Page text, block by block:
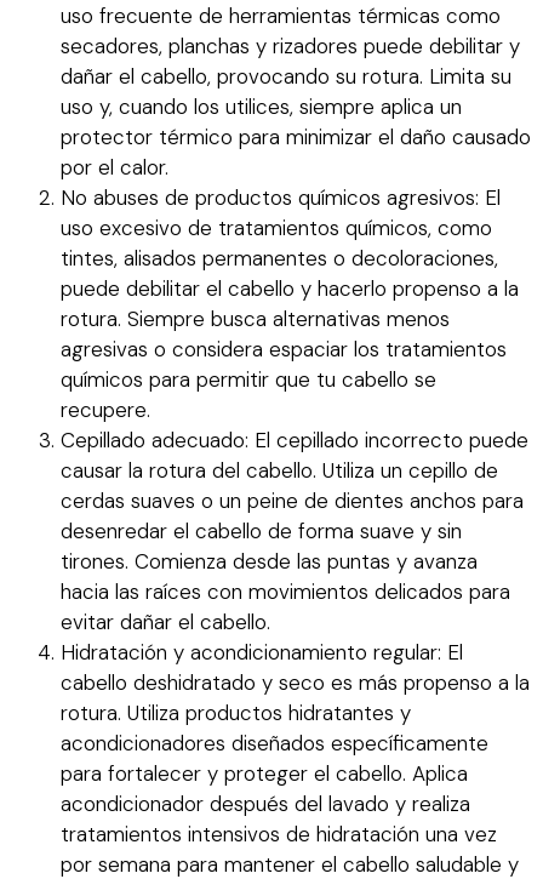
uso frecuente de herramientas térmicas como
secadores, planchas y rizadores puede debilitar y
dañar el cabello, provocando su rotura. Limita su
uso y, cuando los utilices, siempre aplica un
protector térmico para minimizar el daño causado
por el calor.
No abuses de productos químicos agresivos: El
uso excesivo de tratamientos químicos, como
tintes, alisados permanentes o decoloraciones,
puede debilitar el cabello y hacerlo propenso a la
rotura. Siempre busca alternativas menos
agresivas o considera espaciar los tratamientos
químicos para permitir que tu cabello se
recupere.
Cepillado adecuado: El cepillado incorrecto puede
causar la rotura del cabello. Utiliza un cepillo de
cerdas suaves o un peine de dientes anchos para
desenredar el cabello de forma suave y sin
tirones. Comienza desde las puntas y avanza
hacia las raíces con movimientos delicados para
evitar dañar el cabello.
Hidratación y acondicionamiento regular: El
cabello deshidratado y seco es más propenso a la
rotura. Utiliza productos hidratantes y
acondicionadores diseñados específicamente
para fortalecer y proteger el cabello. Aplica
acondicionador después del lavado y realiza
tratamientos intensivos de hidratación una vez
por semana para mantener el cabello saludable y